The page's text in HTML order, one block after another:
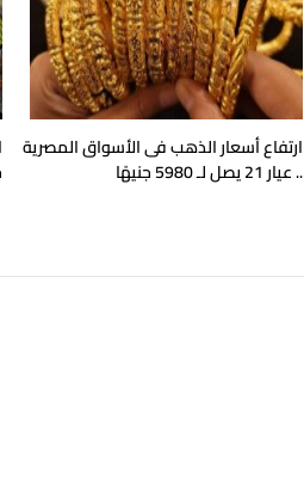
ارتفاع أسعار الذهب فى الأسواق المصرية
.. عيار 21 يصل لـ 5980 جنيهًا